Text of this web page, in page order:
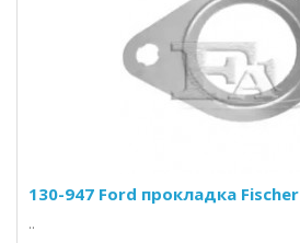
130-947 Ford прокладка Fischer
..